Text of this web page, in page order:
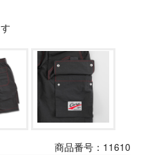
商品番号：11610